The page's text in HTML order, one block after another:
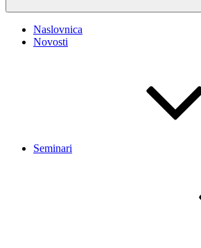
Naslovnica
Novosti
Seminari